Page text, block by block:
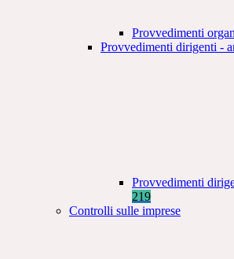
Provvedimenti
Provvedimenti dirigenti -
Provvedimenti
219
Controlli sulle imprese